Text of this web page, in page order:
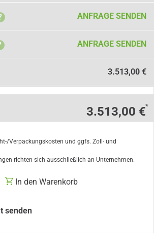
ANFRAGE SENDEN
ANFRAGE SENDEN
3.513,00 €
3.513,00 €*
Verpackungskosten und ggfs. Zoll- und
richten sich ausschließlich an Unternehmen.
In den Warenkorb
senden